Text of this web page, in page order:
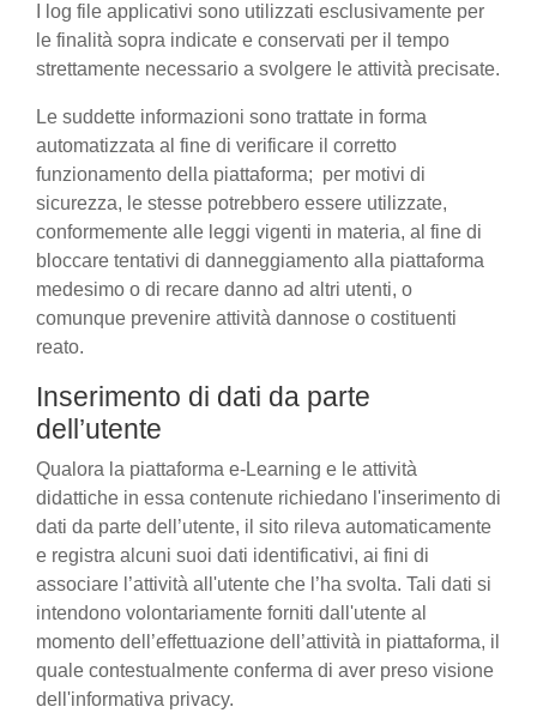
I log file applicativi sono utilizzati esclusivamente per
le finalità sopra indicate e conservati per il tempo
strettamente necessario a svolgere le attività precisate.
Le suddette informazioni sono trattate in forma
automatizzata al fine di verificare il corretto
funzionamento della piattaforma; per motivi di
sicurezza, le stesse potrebbero essere utilizzate,
conformemente alle leggi vigenti in materia, al fine di
bloccare tentativi di danneggiamento alla piattaforma
medesimo o di recare danno ad altri utenti, o
comunque prevenire attività dannose o costituenti
reato.
Inserimento di dati da parte
dell’utente
Qualora la piattaforma e-Learning e le attività
didattiche in essa contenute richiedano l'inserimento di
dati da parte dell’utente, il sito rileva automaticamente
e registra alcuni suoi dati identificativi, ai fini di
associare l’attività all'utente che l’ha svolta. Tali dati si
intendono volontariamente forniti dall'utente al
momento dell’effettuazione dell’attività in piattaforma, il
quale contestualmente conferma di aver preso visione
dell'informativa privacy.